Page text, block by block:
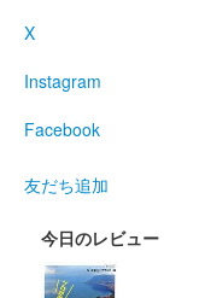
城熱祭2025限定の御城印
小田原城 御
販売終了
X
Instagram
Facebook
友だち追加
今日のレビュー